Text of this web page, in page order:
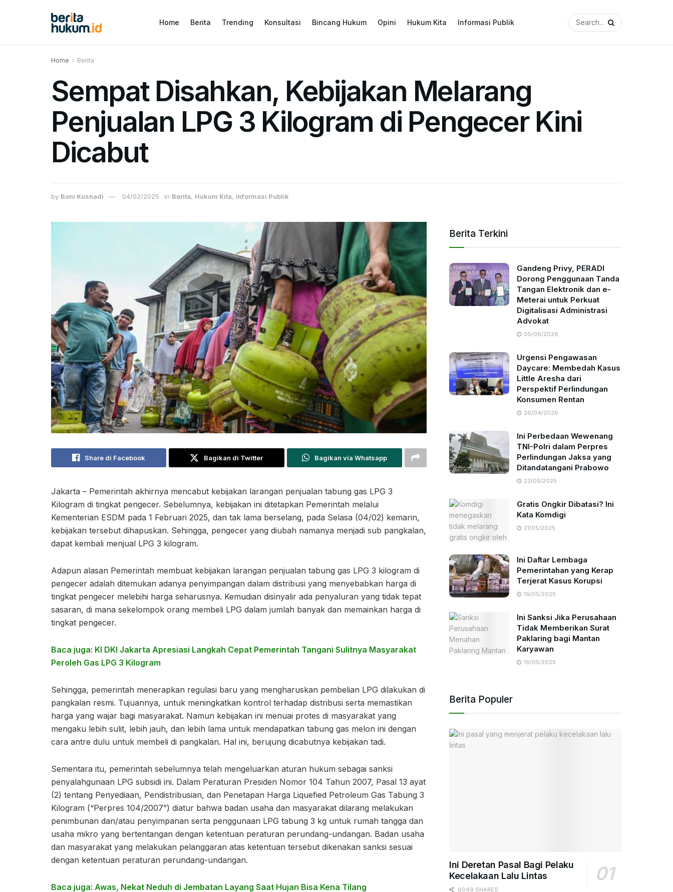
Home Berita Trending Konsultasi Bincang Hukum Opini Hukum Kita Informasi Publik
Home Berita
Sempat Disahkan, Kebijakan Melarang
Penjualan LPG 3 Kilogram di Pengecer Kini
Dicabut
by Boni Kusnadi 04/02/2025 in Berita, Hukum Kita, Informasi Publik
Share di Facebook Bagikan di Twitter Bagikan via Whatsapp
Jakarta – Pemerintah akhirnya mencabut kebijakan larangan penjualan tabung gas LPG 3
Kilogram di tingkat pengecer. Sebelumnya, kebijakan ini ditetapkan Pemerintah melalui
Kementerian ESDM pada 1 Februari 2025, dan tak lama berselang, pada Selasa (04/02) kemarin,
kebijakan tersebut dihapuskan. Sehingga, pengecer yang diubah namanya menjadi sub pangkalan,
dapat kembali menjual LPG 3 kilogram.
Adapun alasan Pemerintah membuat kebijakan larangan penjualan tabung gas LPG 3 kilogram di
pengecer adalah ditemukan adanya penyimpangan dalam distribusi yang menyebabkan harga di
tingkat pengecer melebihi harga seharusnya. Kemudian disinyalir ada penyaluran yang tidak tepat
sasaran, di mana sekelompok orang membeli LPG dalam jumlah banyak dan memainkan harga di
tingkat pengecer.
Baca juga: KI DKI Jakarta Apresiasi Langkah Cepat Pemerintah Tangani Sulitnya Masyarakat
Peroleh Gas LPG 3 Kilogram
Sehingga, pemerintah menerapkan regulasi baru yang mengharuskan pembelian LPG dilakukan di
pangkalan resmi. Tujuannya, untuk meningkatkan kontrol terhadap distribusi serta memastikan
harga yang wajar bagi masyarakat. Namun kebijakan ini menuai protes di masyarakat yang
mengaku lebih sulit, lebih jauh, dan lebih lama untuk mendapatkan tabung gas melon ini dengan
cara antre dulu untuk membeli di pangkalan. Hal ini, berujung dicabutnya kebijakan tadi.
Sementara itu, pemerintah sebelumnya telah mengeluarkan aturan hukum sebagai sanksi
penyalahgunaan LPG subsidi ini. Dalam Peraturan Presiden Nomor 104 Tahun 2007, Pasal 13 ayat
(2) tentang Penyediaan, Pendistribusian, dan Penetapan Harga Liquefied Petroleum Gas Tabung 3
Kilogram (“Perpres 104/2007”) diatur bahwa badan usaha dan masyarakat dilarang melakukan
penimbunan dan/atau penyimpanan serta penggunaan LPG tabung 3 kg untuk rumah tangga dan
usaha mikro yang bertentangan dengan ketentuan peraturan perundang-undangan. Badan usaha
dan masyarakat yang melakukan pelanggaran atas ketentuan tersebut dikenakan sanksi sesuai
dengan ketentuan peraturan perundang-undangan.
Baca juga: Awas, Nekat Neduh di Jembatan Layang Saat Hujan Bisa Kena Tilang
Berita Terkini
Gandeng Privy, PERADI
Dorong Penggunaan Tanda
Tangan Elektronik dan e-
Meterai untuk Perkuat
Digitalisasi Administrasi
Advokat
05/06/2026
Urgensi Pengawasan
Daycare: Membedah Kasus
Little Aresha dari
Perspektif Perlindungan
Konsumen Rentan
26/04/2026
Ini Perbedaan Wewenang
TNI-Polri dalam Perpres
Perlindungan Jaksa yang
Ditandatangani Prabowo
23/05/2025
Gratis Ongkir Dibatasi? Ini
Kata Komdigi
21/05/2025
Ini Daftar Lembaga
Pemerintahan yang Kerap
Terjerat Kasus Korupsi
19/05/2025
Ini Sanksi Jika Perusahaan
Tidak Memberikan Surat
Paklaring bagi Mantan
Karyawan
16/05/2025
Berita Populer
Ini Deretan Pasal Bagi Pelaku
Kecelakaan Lalu Lintas
6049 SHARES